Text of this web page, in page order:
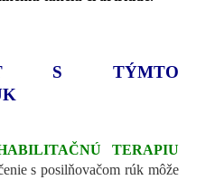
S TÝMTO
TERAPIU
s posilňovačom rúk môže